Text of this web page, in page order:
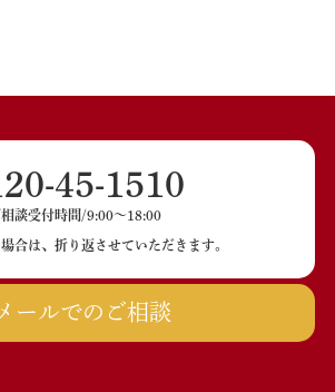
45-1510
相談受付時間/9:00〜18:00
合は、折り返させていただきます。
メールでのご相談